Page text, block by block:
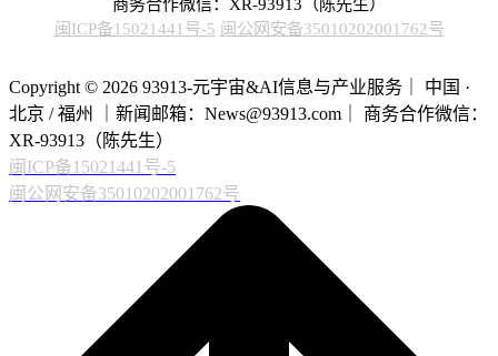
闽ICP备15021441号-5 闽公网安备35010202001762号
Copyright © 2026 93913-元宇宙&AI信息与产业服务｜ 中国 ·
北京 / 福州 ｜新闻邮箱：News@93913.com｜ 商务合作微信：
XR-93913（陈先生）
闽ICP备15021441号-5
闽公网安备35010202001762号